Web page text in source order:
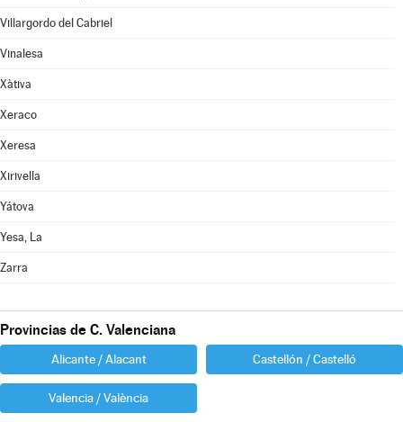
Villargordo del Cabriel
Vinalesa
Xàtiva
Xeraco
Xeresa
Xirivella
Yátova
Yesa, La
Zarra
Provincias de C. Valenciana
Alicante / Alacant Castellón / Castelló
Valencia / València